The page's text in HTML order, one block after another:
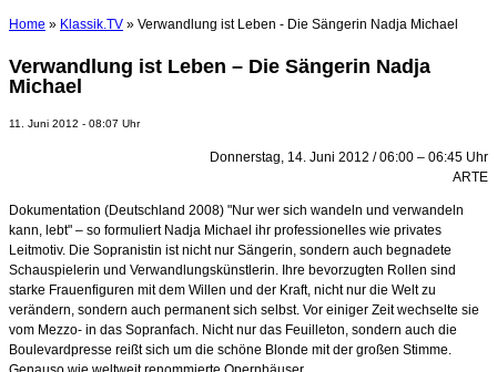
Home » Klassik.TV » Verwandlung ist Leben - Die Sängerin Nadja Michael
Verwandlung ist Leben – Die Sängerin Nadja
Michael
11. Juni 2012 - 08:07 Uhr
Donnerstag, 14. Juni 2012 / 06:00 – 06:45 Uhr
ARTE
Dokumentation (Deutschland 2008) "Nur wer sich wandeln und verwandeln
kann, lebt" – so formuliert Nadja Michael ihr professionelles wie privates
Leitmotiv. Die Sopranistin ist nicht nur Sängerin, sondern auch begnadete
Schauspielerin und Verwandlungskünstlerin. Ihre bevorzugten Rollen sind
starke Frauenfiguren mit dem Willen und der Kraft, nicht nur die Welt zu
verändern, sondern auch permanent sich selbst. Vor einiger Zeit wechselte sie
vom Mezzo- in das Sopranfach. Nicht nur das Feuilleton, sondern auch die
Boulevardpresse reißt sich um die schöne Blonde mit der großen Stimme.